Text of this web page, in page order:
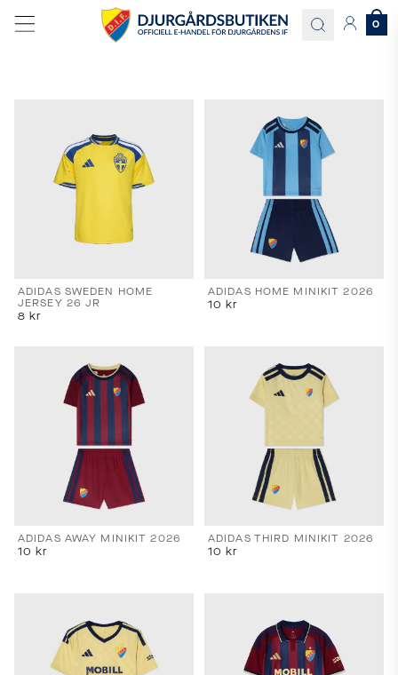
Språk
och
leverans
och
leveransland
korrekta
fraktkostnader.
SPRÅK
0
ADIDAS SWEDEN HOME
JERSEY 26 JR
8 kr
ADIDAS HOME MINIKIT 2026
10 kr
ADIDAS AWAY MINIKIT 2026
10 kr
ADIDAS THIRD MINIKIT 2026
10 kr